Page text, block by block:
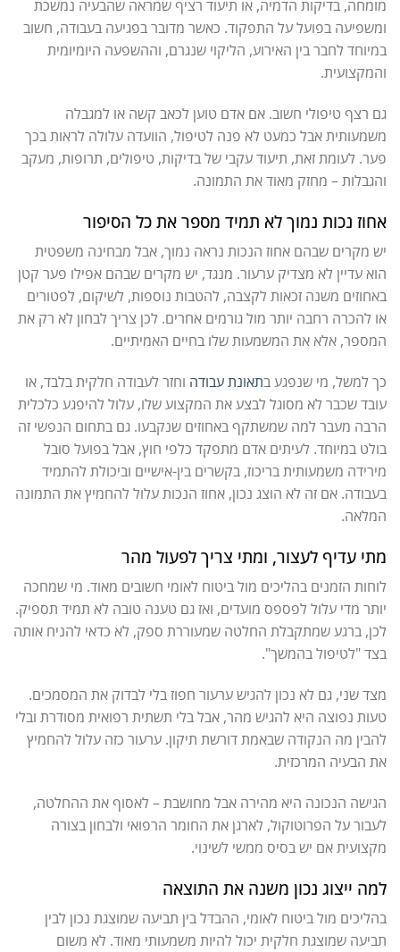
מומחה, בדיקות הדמיה, או תיעוד רציף שמראה שהבעיה נמשכת
ומשפיעה בפועל על התפקוד. כאשר מדובר בפגיעה בעבודה, חשוב
במיוחד לחבר בין האירוע, הליקוי שנגרם, וההשפעה היומיומית
והמקצועית.
גם רצף טיפולי חשוב. אם אדם טוען לכאב קשה או למגבלה
משמעותית אבל כמעט לא פנה לטיפול, הוועדה עלולה לראות בכך
פער. לעומת זאת, תיעוד עקבי של בדיקות, טיפולים, תרופות, מעקב
והגבלות – מחזק מאוד את התמונה.
אחוז נכות נמוך לא תמיד מספר את כל הסיפור
יש מקרים שבהם אחוז הנכות נראה נמוך, אבל מבחינה משפטית
הוא עדיין לא מצדיק ערעור. מנגד, יש מקרים שבהם אפילו פער קטן
באחוזים משנה זכאות לקצבה, להטבות נוספות, לשיקום, לפטורים
או להכרה רחבה יותר מול גורמים אחרים. לכן צריך לבחון לא רק את
המספר, אלא את המשמעות שלו בחיים האמיתיים.
כך למשל, מי שנפגע בתאונת עבודה וחזר לעבודה חלקית בלבד, או
עובד שכבר לא מסוגל לבצע את המקצוע שלו, עלול להיפגע כלכלית
הרבה מעבר למה שמשתקף באחוזים שנקבעו. גם בתחום הנפשי זה
בולט במיוחד. לעיתים אדם מתפקד כלפי חוץ, אבל בפועל סובל
מירידה משמעותית בריכוז, בקשרים בין-אישיים וביכולת להתמיד
בעבודה. אם זה לא הוצג נכון, אחוז הנכות עלול להחמיץ את התמונה
המלאה.
מתי עדיף לעצור, ומתי צריך לפעול מהר
לוחות הזמנים בהליכים מול ביטוח לאומי חשובים מאוד. מי שמחכה
יותר מדי עלול לפספס מועדים, ואז גם טענה טובה לא תמיד תספיק.
לכן, ברגע שמתקבלת החלטה שמעוררת ספק, לא כדאי להניח אותה
בצד "לטיפול בהמשך".
מצד שני, גם לא נכון להגיש ערעור חפוז בלי לבדוק את המסמכים.
טעות נפוצה היא להגיש מהר, אבל בלי תשתית רפואית מסודרת ובלי
להבין מה הנקודה שבאמת דורשת תיקון. ערעור כזה עלול להחמיץ
את הבעיה המרכזית.
הגישה הנכונה היא מהירה אבל מחושבת – לאסוף את ההחלטה,
לעבור על הפרוטוקול, לארגן את החומר הרפואי ולבחון בצורה
מקצועית אם יש בסיס ממשי לשינוי.
למה ייצוג נכון משנה את התוצאה
בהליכים מול ביטוח לאומי, ההבדל בין תביעה שמוצגת נכון לבין
תביעה שמוצגת חלקית יכול להיות משמעותי מאוד. לא משום